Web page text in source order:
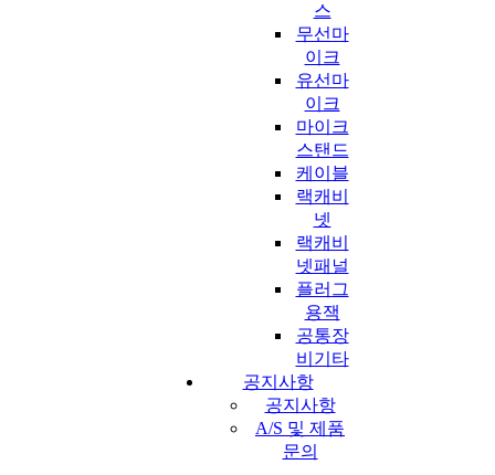
스
무선마
이크
유선마
이크
마이크
스탠드
케이블
랙캐비
넷
랙캐비
넷패널
플러그
용잭
공통장
비기타
공지사항
공지사항
A/S 및 제품
문의